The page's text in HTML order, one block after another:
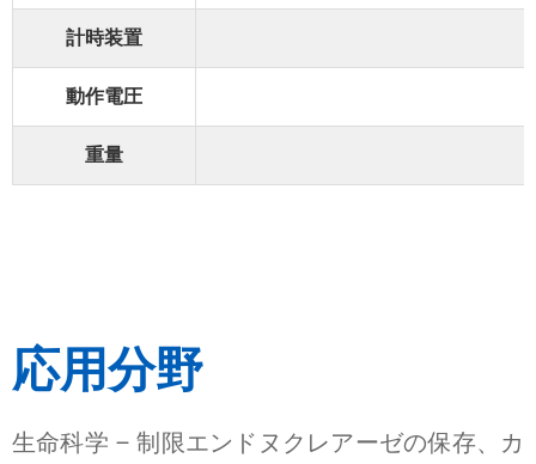
計時装置
動作電圧
重量
応用分野
生命科学 – 制限エンドヌクレアーゼの保存、カ